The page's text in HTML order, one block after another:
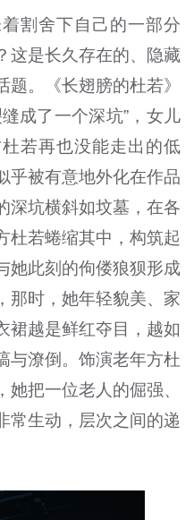
割舍下自己的一部分
这是长久存在的、隐藏
。《长翅膀的杜若》
成了一个深坑”，女儿
若再也没能走出的低
乎被有意地外化在作品
深坑横斜如坟墓，在各
杜若蜷缩其中，构筑起
她此刻的佝偻狼狈形成
那时，她年轻貌美、家
裙越是鲜红夺目，越如
与潦倒。饰演老年方杜
把一位老人的倔强、
常生动，层次之间的递